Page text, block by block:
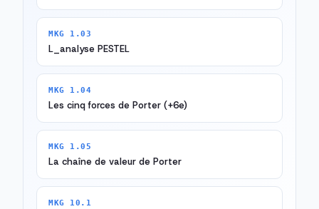
MKG 1.03
L_analyse PESTEL
MKG 1.04
Les cinq forces de Porter (+6e)
MKG 1.05
La chaîne de valeur de Porter
MKG 10.1